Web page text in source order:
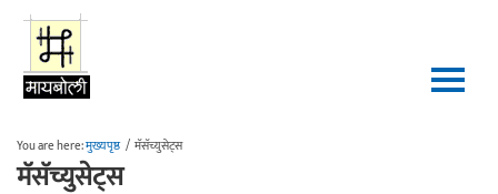
Skip to main content
You are here:मुख्यपृष्ठ / मॅसॅच्युसेट्स
मॅसॅच्युसेट्स